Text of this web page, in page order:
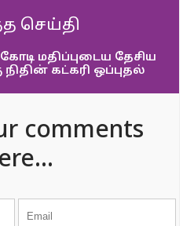
செய்தி
மதிப்புடைய தேசிய
கட்கரி ஒப்புதல்
comments